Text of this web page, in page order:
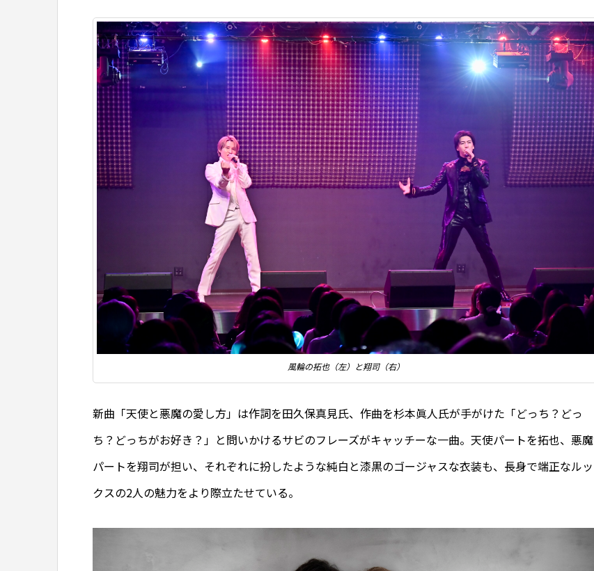
風輪の拓也（左）と翔司（右）
新曲「天使と悪魔の愛し方」は作詞を田久保真見氏、作曲を杉本眞人氏が手がけた「どっち？どっ
ち？どっちがお好き？」と問いかけるサビのフレーズがキャッチーな一曲。天使パートを拓也、悪魔
パートを翔司が担い、それぞれに扮したような純白と漆黒のゴージャスな衣装も、長身で端正なルッ
クスの2人の魅力をより際立たせている。